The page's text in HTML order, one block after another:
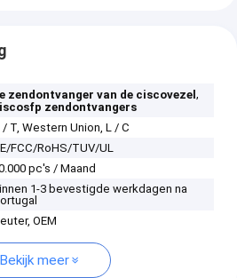
zendontvanger van de ciscovezel,
zendontvangers
/ T, Western Union, L / C
FCC/RoHS/TUV/UL
pc's / Maand
1-3 bevestigde werkdagen na
OEM
Bekijk meer